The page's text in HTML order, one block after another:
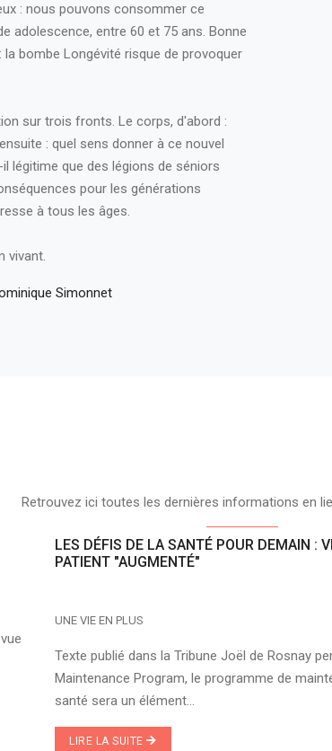
: nous pouvons consommer ce
adolescence, entre 60 et 75 ans. Bonne
bombe Longévité risque de provoquer
sur trois fronts. Le corps, d'abord :
: quel sens donner à ce nouvel
légitime que des légions de séniors
pour les générations
à tous les âges.
vivant.
Simonnet
Retrouvez ici toutes les dernières informations en
LES DÉFIS DE LA SANTÉ POUR DEMAIN :
PATIENT "AUGMENTÉ"
UNE VIE EN PLUS
Texte publié dans la Tribune Joël de Rosnay
Maintenance Program, le programme de
santé sera un élément...
LIRE LA SUITE